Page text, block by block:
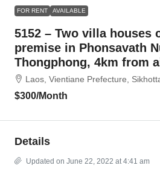
FOR RENT AVAILABLE
5152 – Two villa houses
premise in Phonsavath
Thongphong, 4km from
Laos, Vientiane Prefecture,
$300/Month
Details
Updated on June 22, 2022 at 4:41 am